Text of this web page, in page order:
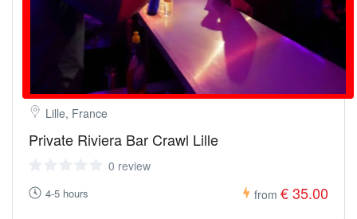
Lille, France
Private Riviera Bar Crawl Lille
0 review
4-5 hours from € 35.00